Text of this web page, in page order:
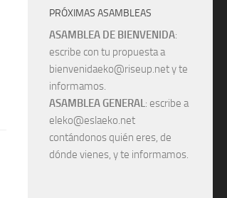
PRÓXIMAS ASAMBLEAS
ASAMBLEA DE BIENVENIDA:
escribe con tu propuesta a
bienvenidaeko@riseup.net y te
informamos.
ASAMBLEA GENERAL: escribe a
eleko@eslaeko.net
contándonos quién eres, de
dónde vienes, y te informamos.